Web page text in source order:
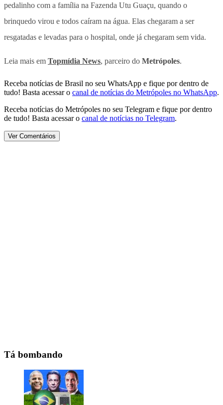
pedalinho com a família na Fazenda Utu Guaçu, quando o
brinquedo virou e todos caíram na água. Elas chegaram a ser
resgatadas e levadas para o hospital, onde já chegaram sem vida.
Leia mais em Topmídia News, parceiro do Metrópoles.
Receba notícias de Brasil no seu WhatsApp e fique por dentro de
tudo! Basta acessar o canal de notícias do Metrópoles no WhatsApp.
Receba notícias do Metrópoles no seu Telegram e fique por dentro
de tudo! Basta acessar o canal de notícias no Telegram.
Ver Comentários
Tá bombando